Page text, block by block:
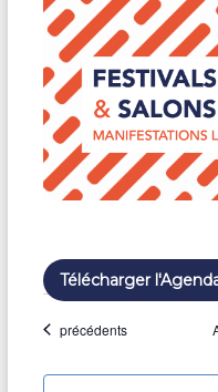
Télécharger
Évènements
précédents